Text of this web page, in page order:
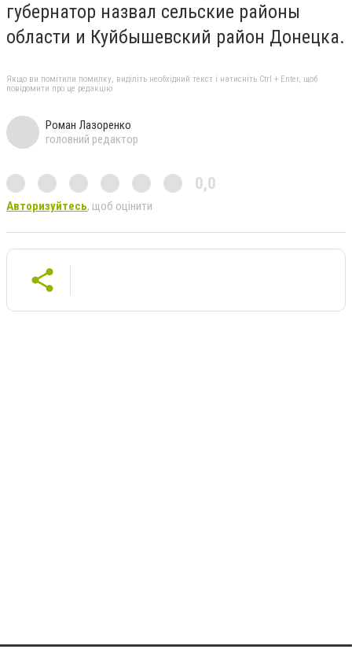
губернатор назвал сельские районы
области и Куйбышевский район Донецка.
Якщо ви помітили помилку, виділіть необхідний текст і натисніть Ctrl + Enter, щоб
повідомити про це редакцію
Роман Лазоренко
головний редактор
0,0
Авторизуйтесь, щоб оцінити